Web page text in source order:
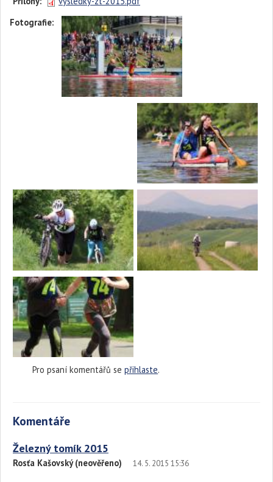
Fotografie:
Pro psaní komentářů sepřihlaste.
Komentáře
Železný tomík 2015
Rosťa Kašovský (neověřeno) 14. 5. 2015 15:36